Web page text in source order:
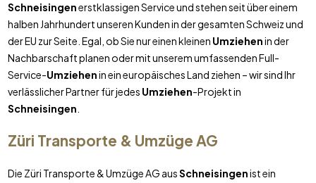
Schneisingenerstklassigen Service und stehen seit über einem
halben Jahrhundert unseren Kunden in der gesamten Schweiz und
der EU zur Seite. Egal, ob Sie nur einen kleinen Umziehenin der
Nachbarschaft planen oder mit unserem umfassenden Full-
Service-Umziehenin ein europäisches Land ziehen – wir sind Ihr
verlässlicher Partner für jedes Umziehen-Projekt in
Schneisingen
Züri Transporte & Umzüge AG
Die Züri Transporte & Umzüge AG ausSchneisingenist ein